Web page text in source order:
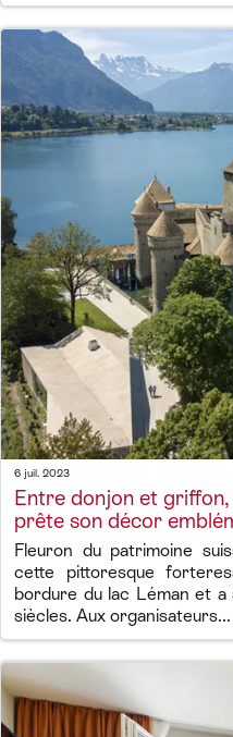
6 juil. 2023
Entre donjon et
prête son décor
Fleuron du patrimoine
cette pittoresque
bordure du lac Léman et
siècles. Aux organisateurs...